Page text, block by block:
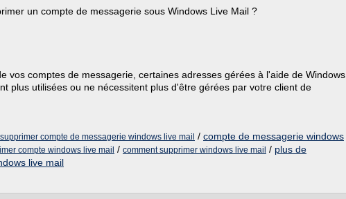
un compte de messagerie sous Windows Live Mail ?
vos comptes de messagerie, certaines adresses gérées à l'aide de Windows
plus utilisées ou ne nécessitent plus d'être gérées par votre client de
supprimer compte de messagerie windows live mail / compte de messagerie windows
compte windows live mail / comment supprimer windows live mail / plus de
live mail